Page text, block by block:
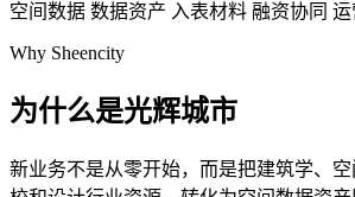
空间数据 数据资产 入表材料 融资协同 运
Why Sheencity
为什么是光辉城市
新业务不是从零开始，而是把建筑学、